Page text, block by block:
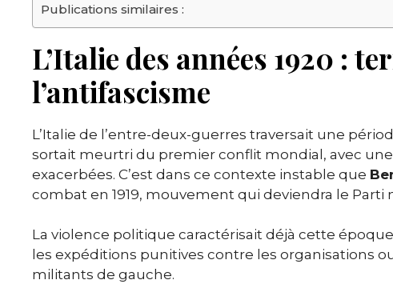
Publications similaires :
L’Italie des années 1920 :
l’antifascisme
L’Italie de l’entre-deux-guerres traversait une
sortait meurtri du premier conflit mondial, avec
exacerbées. C’est dans ce contexte instable que
combat en 1919, mouvement qui deviendra le Parti
La violence politique caractérisait déjà cette
les expéditions punitives contre les organisations
militants de gauche.